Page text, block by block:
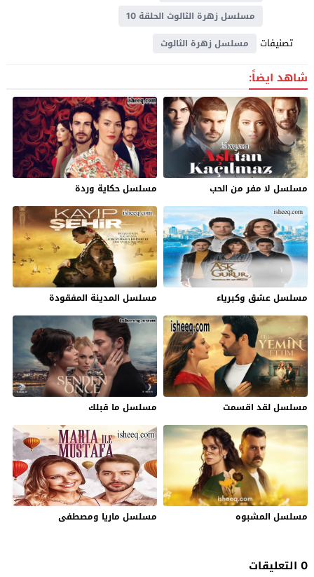
مسلسل زهرة الثالوث الحلقة 10
تصنيفات مسلسل زهرة الثالوث
شاهد ايضاً:
مسلسل لا مفر من الحب مسلسل حكاية وردة
مسلسل عشق وكبرياء مسلسل المدينة المفقودة
مسلسل لقد اقسمت مسلسل ما قبلك
مسلسل المشبوه مسلسل ماريا ومصطفى
0 التعليقات